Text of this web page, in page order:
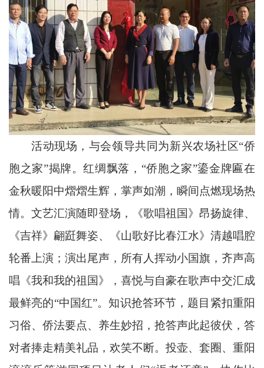
活动现场，与会领导共同为新兴农场社区“侨
胞之家”揭牌。红绸飘落，“侨胞之家”鎏金牌匾在
金秋暖阳中熠熠生辉，掌声如潮，瞬间点燃现场热
情。文艺汇演随即登场，《歌唱祖国》昂扬旋律、
《吉祥》翩跹舞姿、《山歌好比春江水》清越唱腔
轮番上演；演出尾声，所有人挥动小国旗，齐声高
唱《我和我的祖国》，喜悦与自豪在歌声中交汇成
最鲜亮的“中国红”。知识抢答环节，题目紧扣重阳
习俗、侨法要点、养生妙招，抢答声此起彼伏，答
对者捧走精美礼品，欢笑不断。投壶、套圈、重阳